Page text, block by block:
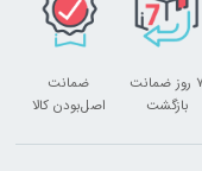
۷ روز ضمانت
بازگشت
ضمانت
اصل‌بودن کالا